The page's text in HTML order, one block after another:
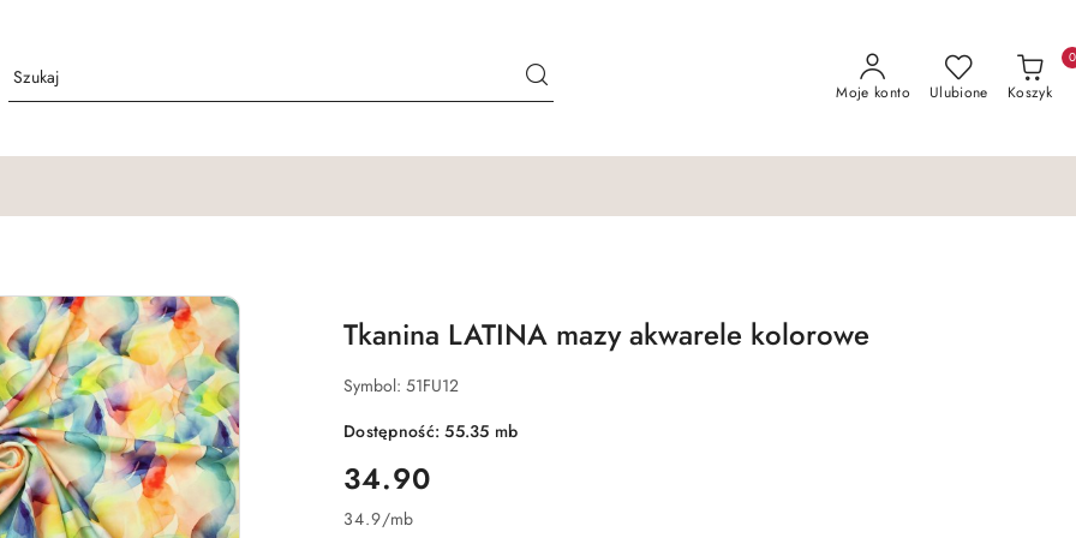
Moje konto Ulubione Koszyk
0
Tkanina LATINA mazy akwarele kolorowe
Symbol: 51FU12
Dostępność:55.35 mb
cena:
34.90
34.9/mb